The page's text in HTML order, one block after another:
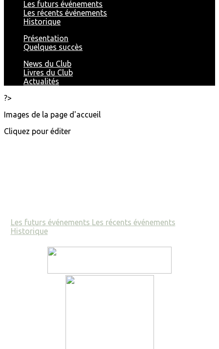
Les futurs événements
Les récents événements
Historique
Présentation
Quelques succès
News du Club
Livres du Club
Actualités
?>
Images de la page d'accueil
Cliquez pour éditer
Les futurs événements Les récents événements
Historique